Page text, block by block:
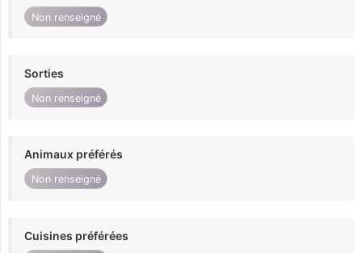
Non renseigné
Sorties
Non renseigné
Animaux préférés
Non renseigné
Cuisines préférées